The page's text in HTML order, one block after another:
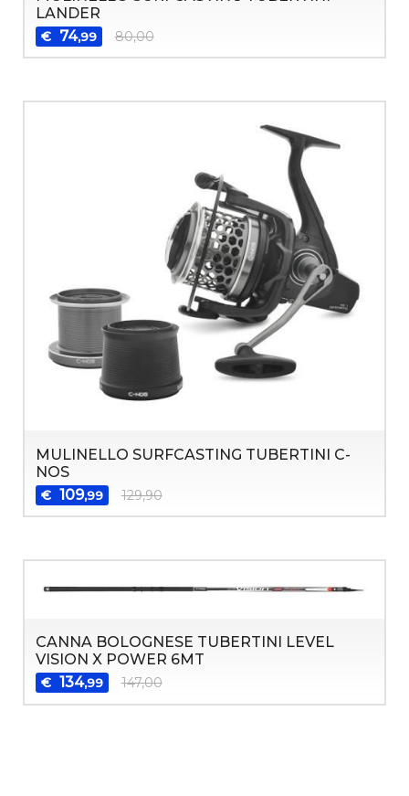
LANDER
€ 74,99 80,00
MULINELLO SURFCASTING TUBERTINI C-
NOS
€ 109,99 129,90
CANNA BOLOGNESE TUBERTINI LEVEL
VISION X POWER 6MT
€ 134,99 147,00